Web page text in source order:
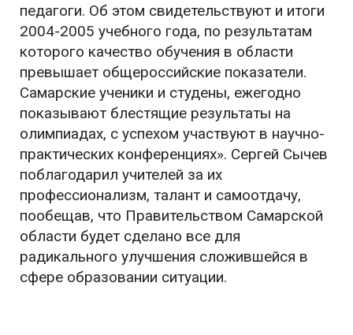
педагоги. Об этом свидетельствуют и итоги
2004-2005 учебного года, по результатам
которого качество обучения в области
превышает общероссийские показатели.
Самарские ученики и студены, ежегодно
показывают блестящие результаты на
олимпиадах, с успехом участвуют в научно-
практических конференциях». Сергей Сычев
поблагодарил учителей за их
профессионализм, талант и самоотдачу,
пообещав, что Правительством Самарской
области будет сделано все для
радикального улучшения сложившейся в
сфере образовании ситуации.